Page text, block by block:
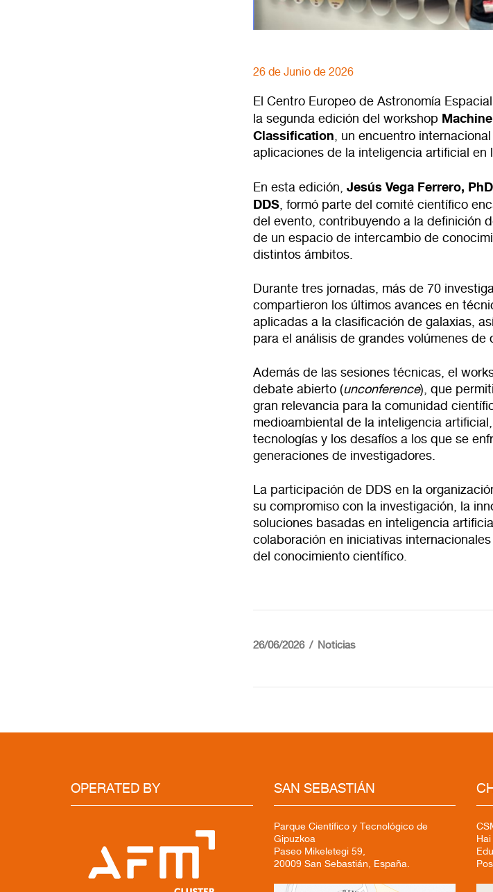
26 de Junio de 2026
El Centro Europeo de Astronomía
la segunda edición del workshop
Classification , un encuentro
aplicaciones de la inteligencia artificial en
En esta edición,Jesús Vega Ferrero,
DDS , formó parte del comité científico
del evento, contribuyendo a la definición
de un espacio de intercambio de
distintos ámbitos.
Durante tres jornadas, más de 70
compartieron los últimos avances en
aplicadas a la clasificación de galaxias,
para el análisis de grandes volúmenes de
Además de las sesiones técnicas, el
debate abierto (unconference), que
gran relevancia para la comunidad
medioambiental de la inteligencia
tecnologías y los desafíos a los que se
generaciones de investigadores.
La participación de DDS en la
su compromiso con la investigación, la
soluciones basadas en inteligencia
colaboración en iniciativas
del conocimiento científico.
26/06/2026 Noticias
OPERATED BY SAN SEBASTIÁN
Parque Científico y Tecnológico de
Gipuzkoa
Paseo Mikeletegi 59,
20009 San Sebastián, España.